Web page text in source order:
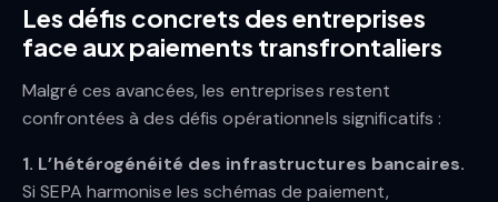
Les défis concrets des entreprises
face aux paiements transfrontaliers
Malgré ces avancées, les entreprises restent
confrontées à des défis opérationnels significatifs :
1. L’hétérogénéité des infrastructures bancaires.
Si SEPA harmonise les schémas de paiement,